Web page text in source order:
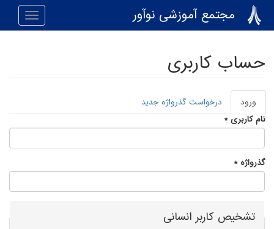
رفتن به محتوای اصلی
مجتمع آموزشی نوآور
Toggle
حساب کاربری
تب‌های اولیه
ورود
فعال)
درخواست گذرواژه جدید
نام کاربری*
گذرواژه*
تشخیص کاربر انسانی